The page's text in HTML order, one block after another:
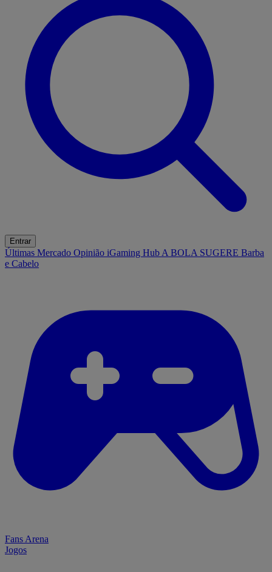
Entrar
Últimas Mercado Opinião iGaming Hub A BOLA SUGERE Barba
e Cabelo
Fans Arena
Jogos